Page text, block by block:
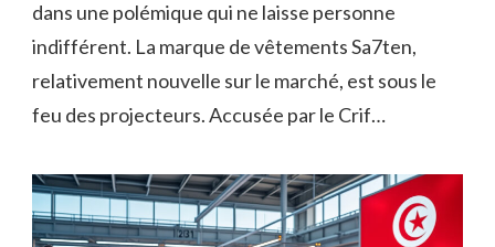
dans une polémique qui ne laisse personne
indifférent. La marque de vêtements Sa7ten,
relativement nouvelle sur le marché, est sous le
feu des projecteurs. Accusée par le Crif…